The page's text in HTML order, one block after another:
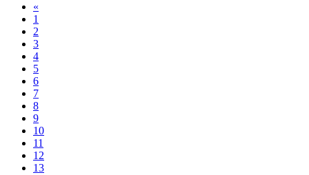
«
1
2
3
4
5
6
7
8
9
10
11
12
13